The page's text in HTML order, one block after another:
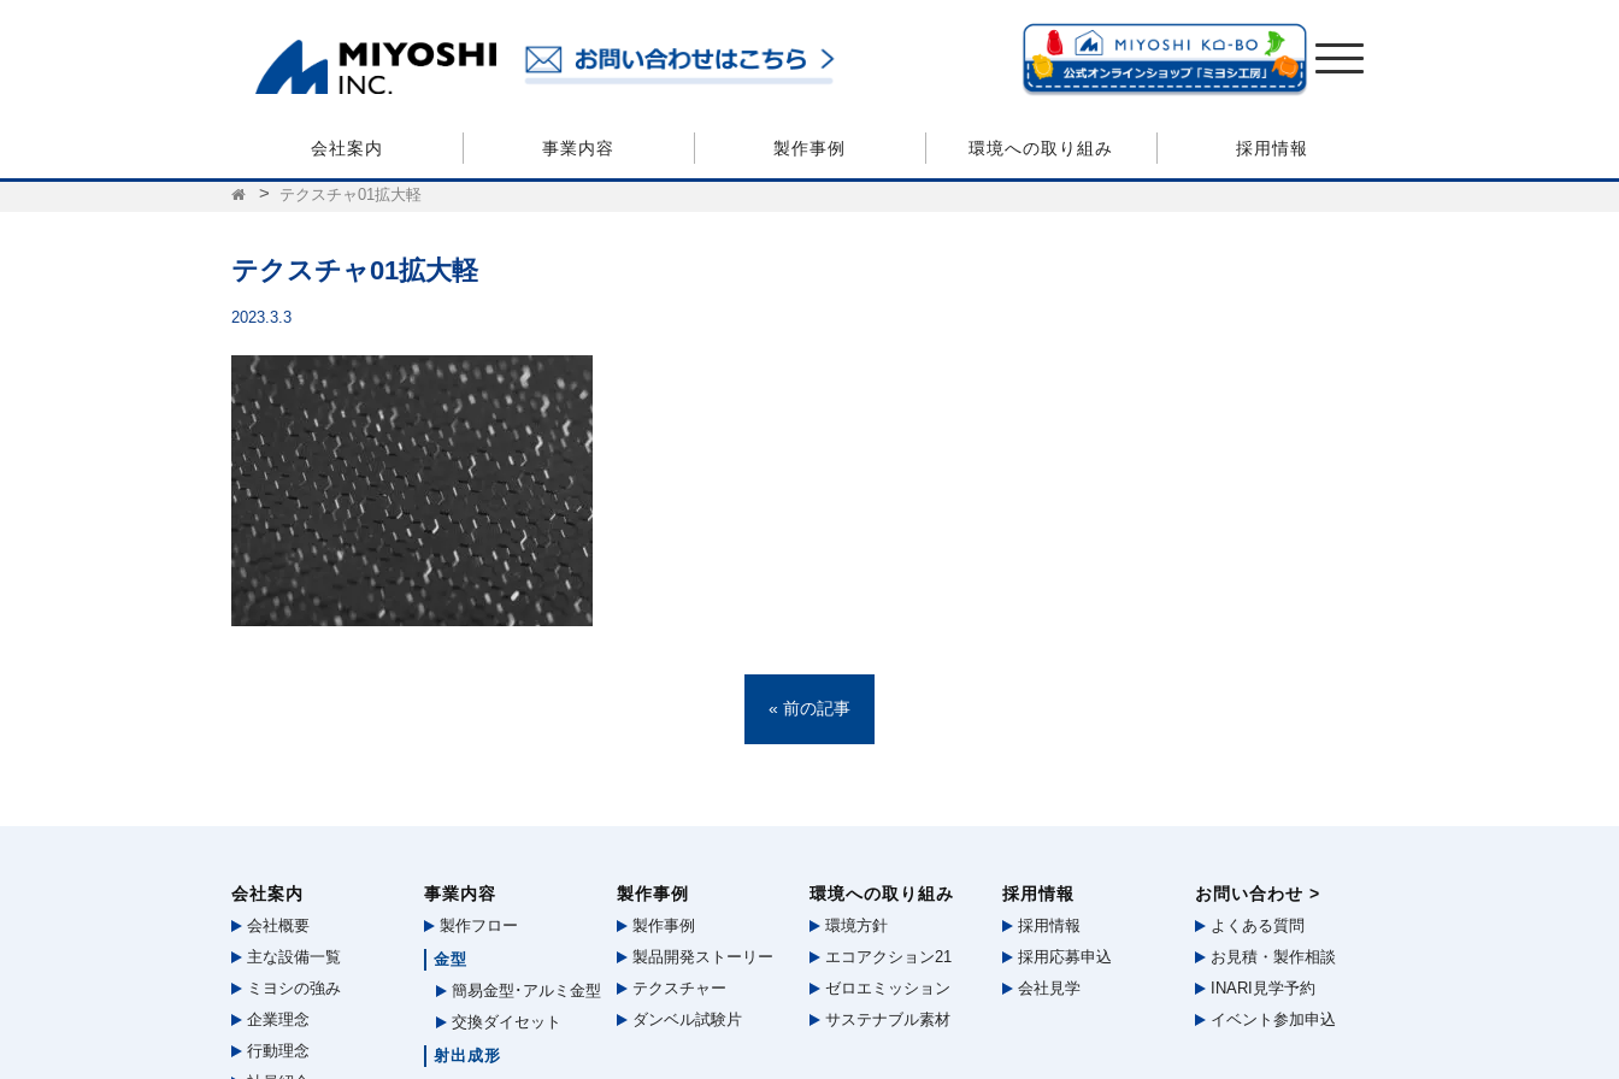
会社案内 事業内容 製作事例 環境への取り組み 採用情報
テクスチャ01拡大軽
テクスチャ01拡大軽
2023.3.3
« 前の記事
会社案内
会社概要
主な設備一覧
ミヨシの強み
企業理念
行動理念
事業内容
製作フロー
金型
簡易金型･アルミ金型
交換ダイセット
射出成形
製作事例
製作事例
製品開発ストーリー
テクスチャー
ダンベル試験片
環境への取り組み
環境方針
エコアクション21
ゼロエミッション
サステナブル素材
採用情報
採用情報
採用応募申込
会社見学
お問い合わせ >
よくある質問
お見積・製作相談
INARI見学予約
イベント参加申込